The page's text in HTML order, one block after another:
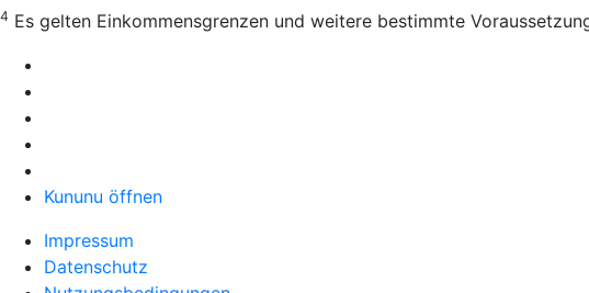
4 Es gelten Einkommensgrenzen und weitere bestimmte
Kununu öffnen
Impressum
Datenschutz